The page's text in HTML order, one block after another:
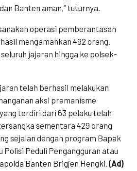
Banten aman,” tuturnya.
operasi pemberantasan
mengamankan 492 orang.
jajaran hingga ke polsek-
telah berhasil melakukan
aksi premanisme
terdiri dari 63 pelaku telah
sementara 429 orang
sejalan dengan program Bapak
Polisi Peduli Pengangguran atau
Banten Brigjen Hengki. (Ad)